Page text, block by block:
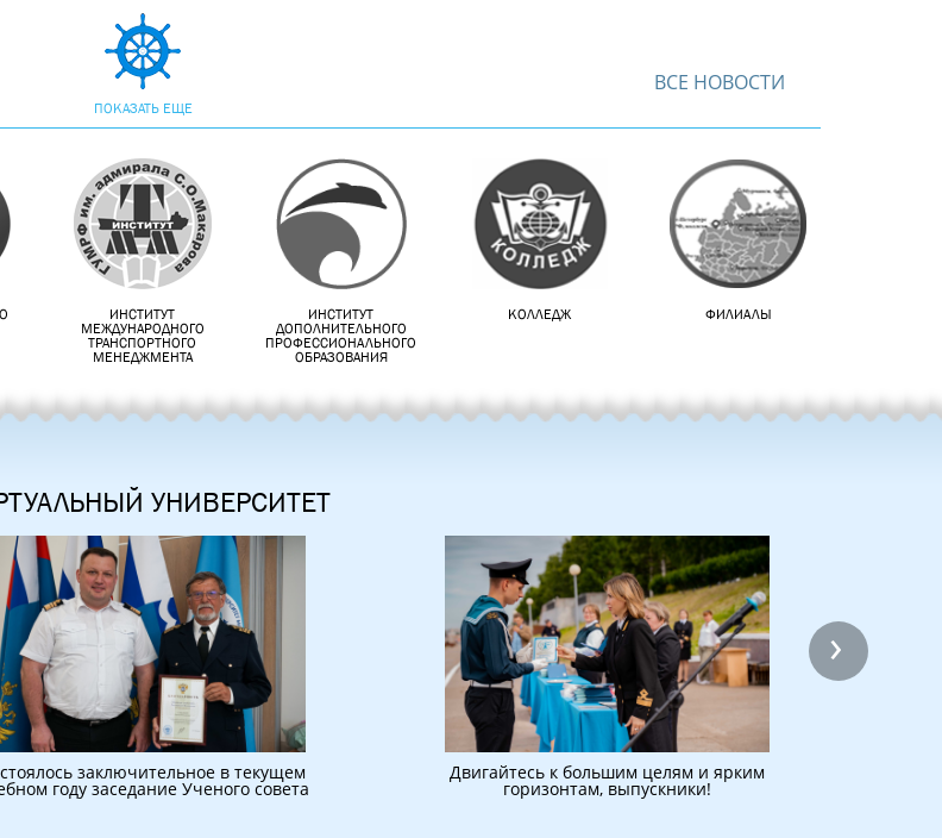
ВСЕ НОВОСТИ
ПОКАЗАТЬ ЕЩЕ
ИНСТИТУТ
МЕЖДУНАРОДНОГО
ТРАНСПОРТНОГО
МЕНЕДЖМЕНТА
ИНСТИТУТ
ДОПОЛНИТЕЛЬНОГО
ПРОФЕССИОНАЛЬНОГО
ОБРАЗОВАНИЯ
КОЛЛЕДЖ ФИЛИАЛЫ
УНИВЕРСИТЕТ
заключительное в текущем
году заседание Ученого совета
Двигайтесь к большим целям и ярким
горизонтам, выпускники!
›